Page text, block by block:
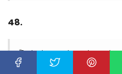
48.
"Solo los cobardes
espalda"